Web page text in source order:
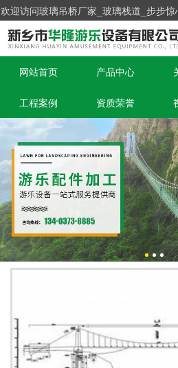
欢迎访问玻璃吊桥厂家_玻璃栈道_步步惊
网站首页 产品中心
工程案例 资质荣誉